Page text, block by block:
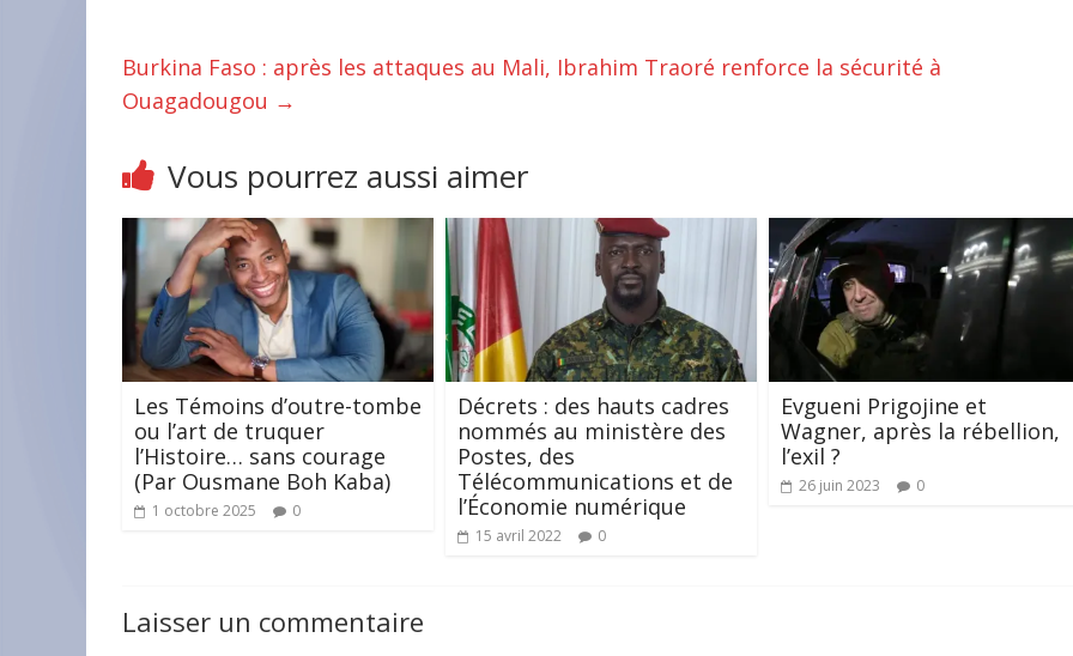
Burkina Faso : après les attaques au Mali, Ibrahim Traoré renforce la sécurité à
Ouagadougou →
Vous pourrez aussi aimer
Les Témoins d’outre-tombe
ou l’art de truquer
l’Histoire… sans courage
(Par Ousmane Boh Kaba)
1 octobre 2025 0
Décrets : des hauts cadres
nommés au ministère des
Postes, des
Télécommunications et de
l’Économie numérique
15 avril 2022 0
Evgueni Prigojine et
Wagner, après la rébellion,
l’exil ?
26 juin 2023 0
Laisser un commentaire